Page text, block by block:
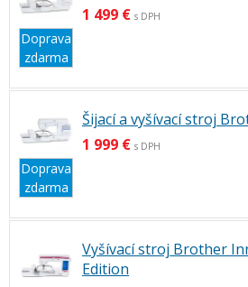
Doprava
zdarma
1 499 € s DPH
Doprava
zdarma
Šijací a vyšívací stroj
1 999 € s DPH
Vyšívací stroj Brother
Edition